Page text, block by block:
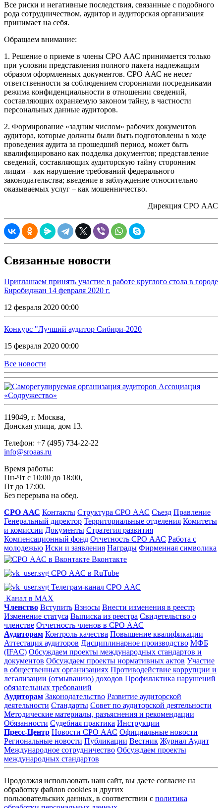
Все риски и негативные последствия, связанные с подобного
рода сотрудничеством, аудитор и аудиторская организация
принимает на себя.
Обращаем внимание:
1. Решение о приеме в члены СРО ААС принимается только
при условии представления полного пакета надлежащим
образом оформленных документов. СРО ААС не несет
ответственности за соблюдением сторонними посредниками
режима конфиденциальности в отношении сведений,
составляющих охраняемую законом тайну, в частности
персональных данные аудиторов.
2. Формирование «задним числом» рабочих документов
аудитора, которые должны были быть подготовлены в ходе
проведения аудита за прошедший период, может быть
квалифицировано как подделка документов; представление
сведений, составляющих аудиторскую тайну сторонним
лицам – как нарушение требований федерального
законодательства; введение в заблуждение относительно
оказываемых услуг – как мошенничество.
Дирекция СРО ААС
Связанные новости
Приглашаем принять участие в работе круглого стола в городе
Биробиджан 14 февраля 2020 г.
12 февраля 2020 00:00
Конкурс "Лучший аудитор Сибири-2020
15 февраля 2020 00:00
Все новости
119049, г. Москва,
Донская улица, дом 13.
Телефон: +7 (495) 734-22-22
info@sroaas.ru
Время работы:
Пн-Чт с 10:00 до 18:00,
Пт до 17:00.
Без перерыва на обед.
СРО ААС Контакты Структура СРО ААС Съезд Правление
Генеральный директор Территориальные отделения Комитеты
и комиссии Документы Стратегия развития
Компенсационный фонд Отчетность СРО ААС Работа с
молодежью Иски и заявления Награды Фирменная символика
Вконтакте
СРО ААС в RuTube
Телеграм-канал СРО ААС
Канал в MAX
Членство Вступить Взносы Внести изменения в реестр
Изменение статуса Выписка из реестра Свидетельство о
членстве Отчетность членов в СРО ААС
Аудиторам Контроль качества Повышение квалификации
Аттестация аудиторов Дисциплинарное производство МФБ
(IFAC) Обсуждаем проекты международных стандартов и
документов Обсуждаем проекты нормативных актов Участие
в общественных организациях Противодействие коррупции и
легализации (отмыванию) доходов Профилактика нарушений
обязательных требований
Аудиторам Законодательство Развитие аудиторской
деятельности Стандарты Совет по аудиторской деятельности
Методические материалы, разъяснения и рекомендации
Обязанности Судебная практика Инструкции
Пресс-Центр Новости СРО ААС Официальные новости
Региональные новости Публикации Вестник Журнал Аудит
Международное сотрудничество Обсуждаем проекты
международных стандартов
Продолжая использовать наш сайт, вы даете согласие на
обработку файлов cookies и других
пользовательских данных, в соответствии с политика